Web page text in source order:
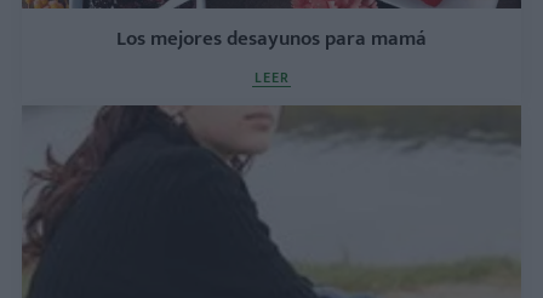
Los mejores desayunos para mamá
LEER